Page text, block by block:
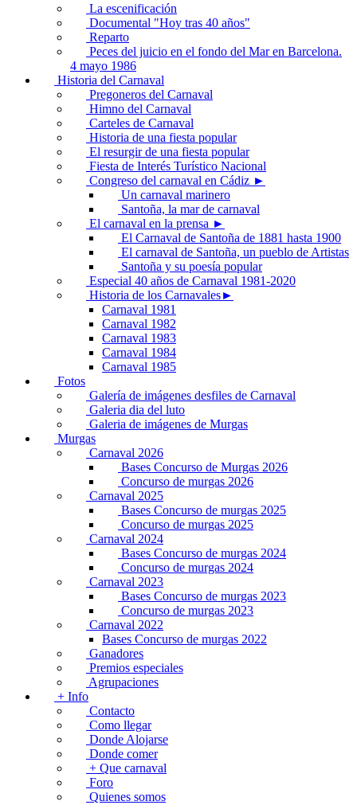
La escenificación
Documental "Hoy tras 40 años"
Reparto
Peces del juicio en el fondo del Mar en Barcelona.
4 mayo 1986
Historia del Carnaval
Pregoneros del Carnaval
Himno del Carnaval
Carteles de Carnaval
Historia de una fiesta popular
El resurgir de una fiesta popular
Fiesta de Interés Turístico Nacional
Congreso del carnaval en Cádiz ►
Un carnaval marinero
Santoña, la mar de carnaval
El carnaval en la prensa ►
El Carnaval de Santoña de 1881 hasta 1900
El carnaval de Santoña, un pueblo de Artistas
Santoña y su poesía popular
Especial 40 años de Carnaval 1981-2020
Historia de los Carnavales►
Carnaval 1981
Carnaval 1982
Carnaval 1983
Carnaval 1984
Carnaval 1985
Fotos
Galería de imágenes desfiles de Carnaval
Galeria dia del luto
Galeria de imágenes de Murgas
Murgas
Carnaval 2026
Bases Concurso de Murgas 2026
Concurso de murgas 2026
Carnaval 2025
Bases Concurso de murgas 2025
Concurso de murgas 2025
Carnaval 2024
Bases Concurso de murgas 2024
Concurso de murgas 2024
Carnaval 2023
Bases Concurso de murgas 2023
Concurso de murgas 2023
Carnaval 2022
Bases Concurso de murgas 2022
Ganadores
Premios especiales
Agrupaciones
+ Info
Contacto
Como llegar
Donde Alojarse
Donde comer
+ Que carnaval
Foro
Quienes somos